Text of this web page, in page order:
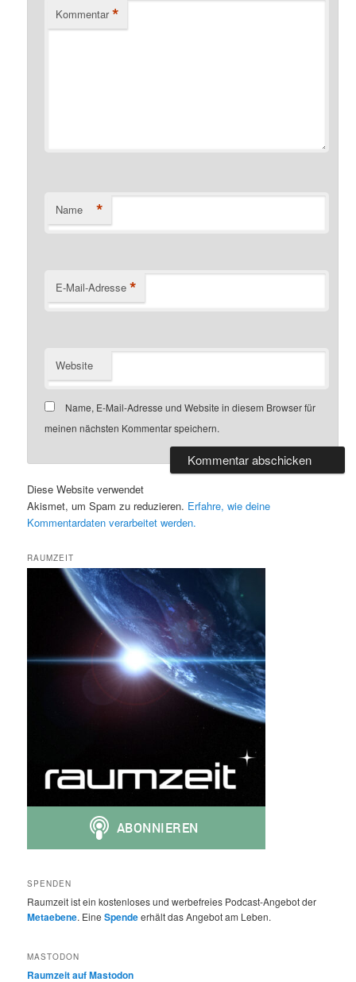
Kommentar *
Name *
E-Mail-Adresse *
Website
Name, E-Mail-Adresse und Website in diesem Browser für
meinen nächsten Kommentar speichern.
Diese Website verwendet
Akismet, um Spam zu reduzieren. Erfahre, wie deine
Kommentardaten verarbeitet werden.
RAUMZEIT
SPENDEN
Raumzeit ist ein kostenloses und werbefreies Podcast-Angebot der
Metaebene. EineSpendeerhält das Angebot am Leben.
MASTODON
Raumzeit auf Mastodon